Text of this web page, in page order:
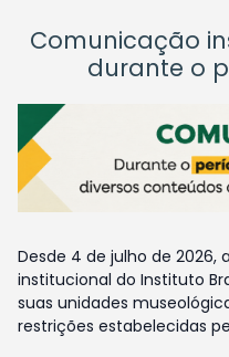
Comunicação
durante o
Desde 4 de julho de
institucional do Instituto
suas unidades
restrições estabelecidas